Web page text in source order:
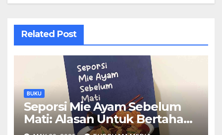
Related Post
BUKU
Seporsi Mie Ayam Sebelum
Mati: Alasan Untuk Bertahan
Hidup